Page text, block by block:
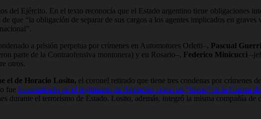
del Ejército. En el texto reconocía que el Estado argentino tiene obligaciones
que “la obligación de separar de sus cargos a los agentes implicados en
a prisión perpetua por crímenes en Automotores Orletti–, Pascual
parte de la Contraofensiva montonera) y en Rosario–, Federico Minicucci
otros.
el de Horacio Losito, el coronel retirado que tiene tres condenas por crímenes
fue homenajeado en el regimiento de Apóstoles como un “héroe” de la Guerra
durante el terrorismo de Estado. Losito, además, integró la misma compañía